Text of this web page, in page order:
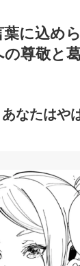
に込め
尊敬と
なたはや